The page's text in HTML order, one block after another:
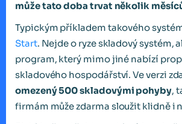
může tato doba trvat několik
Typickým příkladem takového
Start. Nejde o ryze skladový systém,
program, který mimo jiné nabízí
skladového hospodářství. Ve verzi
omezený 500 skladovými pohyby,
firmám může zdarma sloužit klidně i